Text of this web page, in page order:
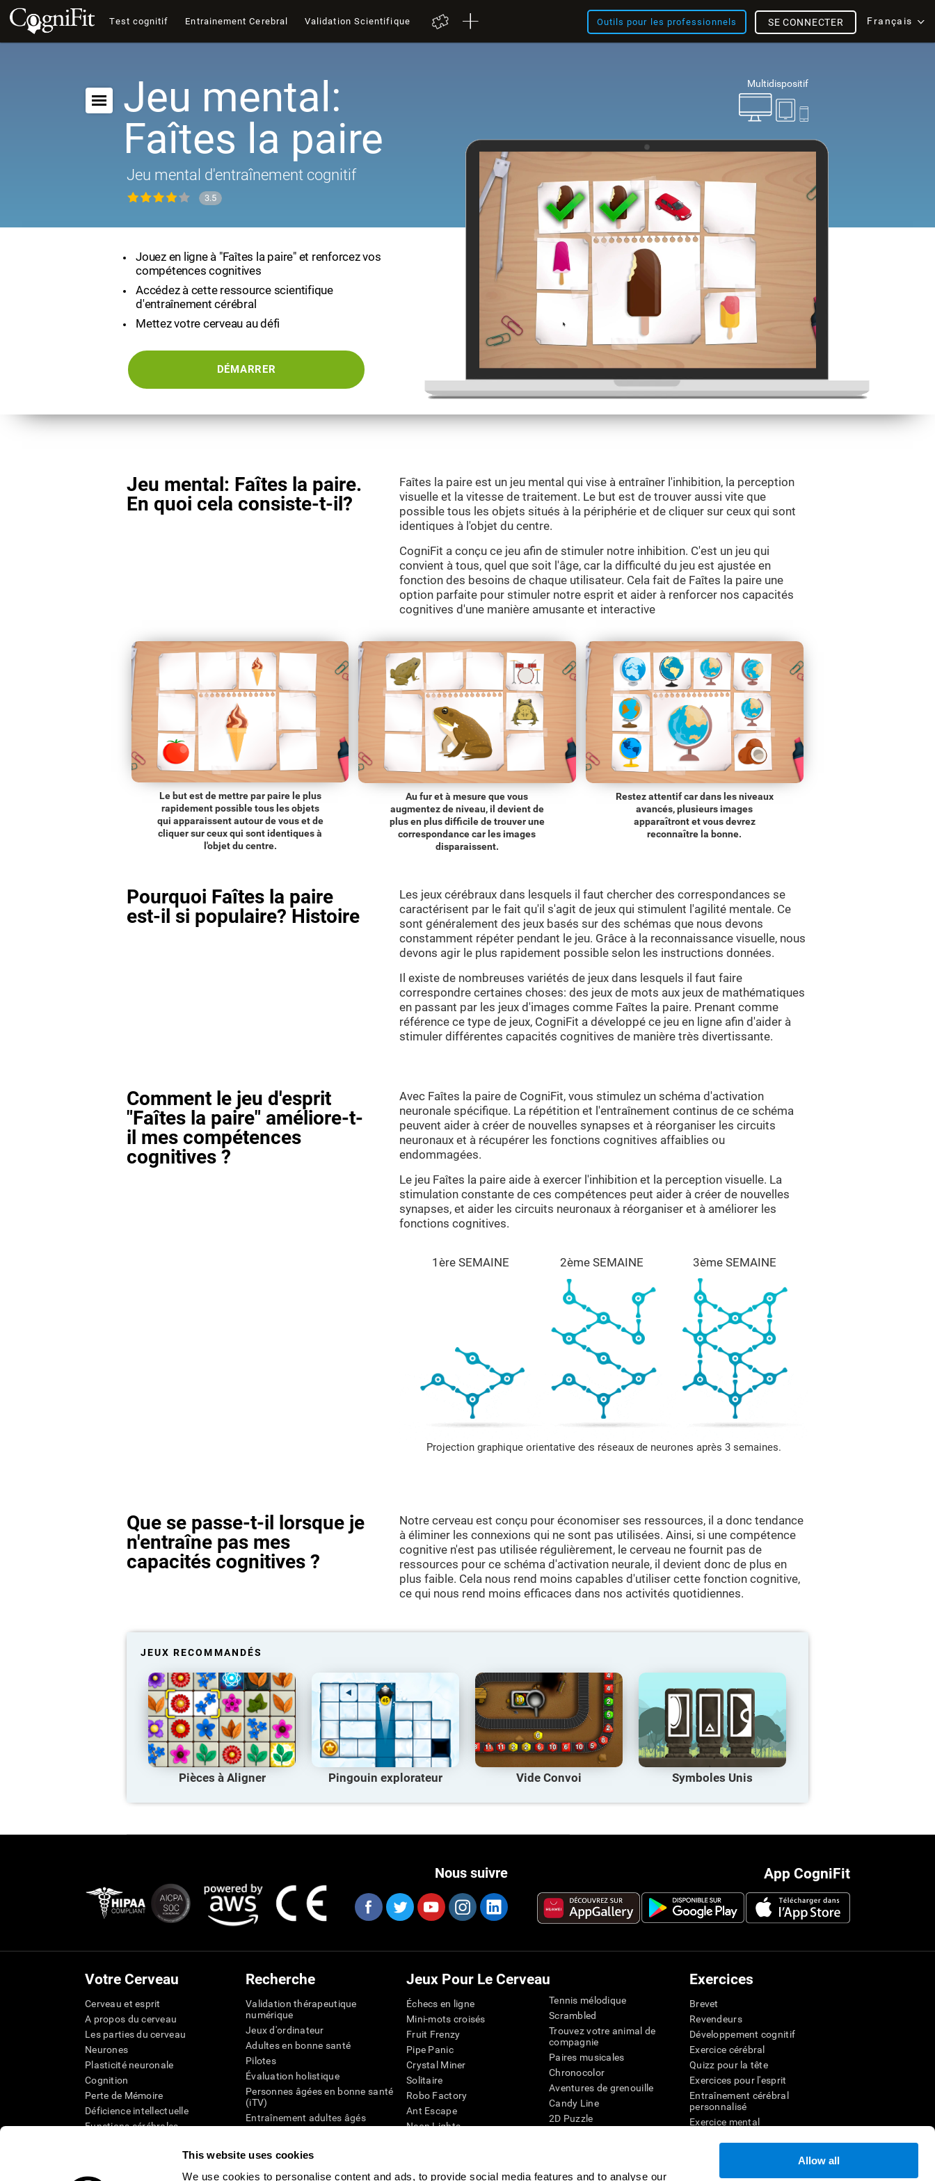
This website uses cookies
We use cookies to personalise content and ads, to provide social media features and to analyse our
Allow all
Test cognitif Entrainement Cerebral Validation Scientifique Outils pour les professionnels Français
SE CONNECTER
Multidispositif
Jeu mental:
Faîtes la paire
Jeu mental d'entraînement cognitif
3.5
Jouez en ligne à "Faîtes la paire" et renforcez vos
compétences cognitives
Accédez à cette ressource scientifique
d'entraînement cérébral
Mettez votre cerveau au défi
DÉMARRER
Jeu mental: Faîtes la paire.
En quoi cela consiste-t-il?
Faîtes la paire est un jeu mental qui vise à entraîner l'inhibition, la perception
visuelle et la vitesse de traitement. Le but est de trouver aussi vite que
possible tous les objets situés à la périphérie et de cliquer sur ceux qui sont
identiques à l'objet du centre.
CogniFit a conçu ce jeu afin de stimuler notre inhibition. C'est un jeu qui
convient à tous, quel que soit l'âge, car la difficulté du jeu est ajustée en
fonction des besoins de chaque utilisateur. Cela fait de Faîtes la paire une
option parfaite pour stimuler notre esprit et aider à renforcer nos capacités
cognitives d'une manière amusante et interactive
Le but est de mettre par paire le plus
rapidement possible tous les objets
qui apparaissent autour de vous et de
cliquer sur ceux qui sont identiques à
l'objet du centre.
Au fur et à mesure que vous
augmentez de niveau, il devient de
plus en plus difficile de trouver une
correspondance car les images
disparaissent.
Restez attentif car dans les niveaux
avancés, plusieurs images
apparaîtront et vous devrez
reconnaître la bonne.
Pourquoi Faîtes la paire
est-il si populaire? Histoire
Les jeux cérébraux dans lesquels il faut chercher des correspondances se
caractérisent par le fait qu'il s'agit de jeux qui stimulent l'agilité mentale. Ce
sont généralement des jeux basés sur des schémas que nous devons
constamment répéter pendant le jeu. Grâce à la reconnaissance visuelle, nous
devons agir le plus rapidement possible selon les instructions données.
Il existe de nombreuses variétés de jeux dans lesquels il faut faire
correspondre certaines choses: des jeux de mots aux jeux de mathématiques
en passant par les jeux d'images comme Faîtes la paire. Prenant comme
référence ce type de jeux, CogniFit a développé ce jeu en ligne afin d'aider à
stimuler différentes capacités cognitives de manière très divertissante.
Comment le jeu d'esprit
"Faîtes la paire" améliore-t-
il mes compétences
cognitives ?
Avec Faîtes la paire de CogniFit, vous stimulez un schéma d'activation
neuronale spécifique. La répétition et l'entraînement continus de ce schéma
peuvent aider à créer de nouvelles synapses et à réorganiser les circuits
neuronaux et à récupérer les fonctions cognitives affaiblies ou
endommagées.
Le jeu Faîtes la paire aide à exercer l'inhibition et la perception visuelle. La
stimulation constante de ces compétences peut aider à créer de nouvelles
synapses, et aider les circuits neuronaux à réorganiser et à améliorer les
fonctions cognitives.
1ère SEMAINE 2ème SEMAINE 3ème SEMAINE
Projection graphique orientative des réseaux de neurones après 3 semaines.
Que se passe-t-il lorsque je
n'entraîne pas mes
capacités cognitives ?
Notre cerveau est conçu pour économiser ses ressources, il a donc tendance
à éliminer les connexions qui ne sont pas utilisées. Ainsi, si une compétence
cognitive n'est pas utilisée régulièrement, le cerveau ne fournit pas de
ressources pour ce schéma d'activation neurale, il devient donc de plus en
plus faible. Cela nous rend moins capables d'utiliser cette fonction cognitive,
ce qui nous rend moins efficaces dans nos activités quotidiennes.
JEUX RECOMMANDÉS
Pièces à Aligner Pingouin explorateur Vide Convoi Symboles Unis
App CogniFit
Nous suivre
Votre Cerveau
Cerveau et esprit
A propos du cerveau
Les parties du cerveau
Neurones
Plasticité neuronale
Cognition
Perte de Mémoire
Déficience intellectuelle
Functions cérébrales
Recherche
Validation thérapeutique
numérique
Jeux d'ordinateur
Adultes en bonne santé
Pilotes
Évaluation holistique
Personnes âgées en bonne santé
(iTV)
Entraînement adultes âgés
Révision systémique
Taxonomie SG4D
Jeux Pour Le Cerveau
Échecs en ligne
Mini-mots croisés
Fruit Frenzy
Pipe Panic
Crystal Miner
Solitaire
Robo Factory
Ant Escape
Neon Lights
Faîtes la paire
Tennis mélodique
Scrambled
Trouvez votre animal de
compagnie
Paires musicales
Chronocolor
Aventures de grenouille
Candy Line
2D Puzzle
Exercices
Brevet
Revendeurs
Développement cognitif
Exercice cérébral
Quizz pour la tête
Exercices pour l'esprit
Entraînement cérébral
personnalisé
Exercice mental